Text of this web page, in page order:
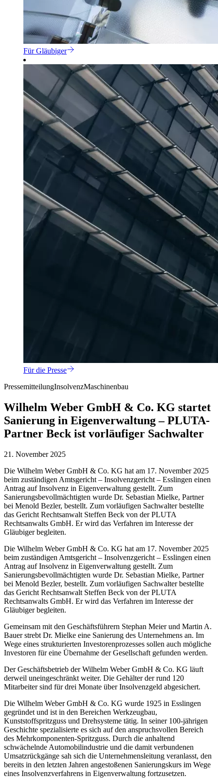
Für Gläubiger
Für die Presse
PressemitteilungInsolvenzMaschinenbau
Wilhelm Weber GmbH & Co. KG startet
Sanierung in Eigenverwaltung – PLUTA-
Partner Beck ist vorläufiger Sachwalter
21. November 2025
Die Wilhelm Weber GmbH & Co. KG hat am 17. November 2025
beim zuständigen Amtsgericht – Insolvenzgericht – Esslingen einen
Antrag auf Insolvenz in Eigenverwaltung gestellt. Zum
Sanierungsbevollmächtigten wurde Dr. Sebastian Mielke, Partner
bei Menold Bezler, bestellt. Zum vorläufigen Sachwalter bestellte
das Gericht Rechtsanwalt Steffen Beck von der PLUTA
Rechtsanwalts GmbH. Er wird das Verfahren im Interesse der
Gläubiger begleiten.
Die Wilhelm Weber GmbH & Co. KG hat am 17. November 2025
beim zuständigen Amtsgericht – Insolvenzgericht – Esslingen einen
Antrag auf Insolvenz in Eigenverwaltung gestellt. Zum
Sanierungsbevollmächtigten wurde Dr. Sebastian Mielke, Partner
bei Menold Bezler, bestellt. Zum vorläufigen Sachwalter bestellte
das Gericht Rechtsanwalt Steffen Beck von der PLUTA
Rechtsanwalts GmbH. Er wird das Verfahren im Interesse der
Gläubiger begleiten.
Gemeinsam mit den Geschäftsführern Stephan Meier und Martin A.
Bauer strebt Dr. Mielke eine Sanierung des Unternehmens an. Im
Wege eines strukturierten Investorenprozesses sollen auch mögliche
Investoren für eine Übernahme der Gesellschaft gefunden werden.
Der Geschäftsbetrieb der Wilhelm Weber GmbH & Co. KG läuft
derweil uneingeschränkt weiter. Die Gehälter der rund 120
Mitarbeiter sind für drei Monate über Insolvenzgeld abgesichert.
Die Wilhelm Weber GmbH & Co. KG wurde 1925 in Esslingen
gegründet und ist in den Bereichen Werkzeugbau,
Kunststoffspritzguss und Drehsysteme tätig. In seiner 100-jährigen
Geschichte spezialisierte es sich auf den anspruchsvollen Bereich
des Mehrkomponenten-Spritzguss. Durch die anhaltend
schwächelnde Automobilindustrie und die damit verbundenen
Umsatzrückgänge sah sich die Unternehmensleitung veranlasst, den
bereits in den letzten Jahren angestoßenen Sanierungskurs im Wege
eines Insolvenzverfahrens in Eigenverwaltung fortzusetzen.